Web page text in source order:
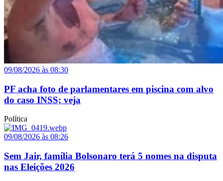
09/08/2026 às 08:30
PF acha foto de parlamentares em piscina com alvo
do caso INSS; veja
Política
09/08/2026 às 08:26
Sem Jair, família Bolsonaro terá 5 nomes na disputa
nas Eleições 2026